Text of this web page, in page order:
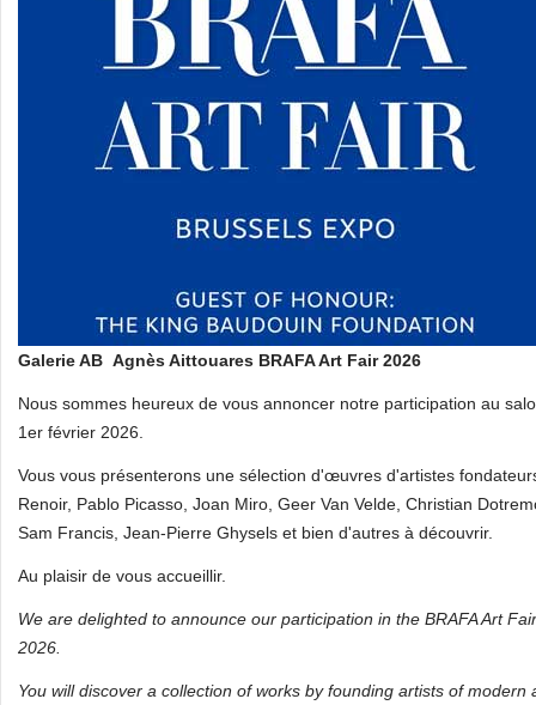
Galerie AB Agnès Aittouares BRAFA Art Fair 2026
Nous sommes heureux de vous annoncer notre participation au
1er février 2026.
Vous vous présenterons une sélection d'œuvres d'artistes
Renoir, Pablo Picasso, Joan Miro, Geer Van Velde, Christian
Sam Francis, Jean-Pierre Ghysels et bien d'autres à découvrir.
Au plaisir de vous accueillir.
We are delighted to announce our participation in the BRAFA Art
2026.
You will discover a collection of works by founding artists of